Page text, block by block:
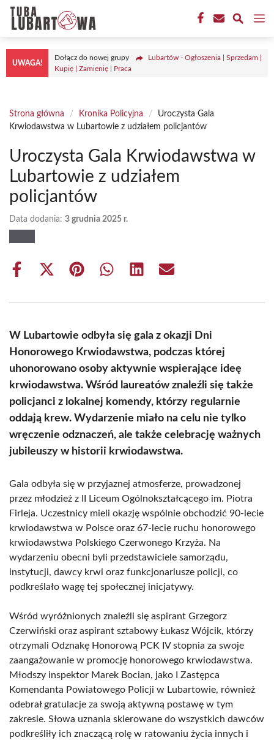
Przejdź
treści
UWAGA!
Dołącz do nowej grupy
Lubartów - Ogłoszenia | Sprzedam |
Kupię | Zamienię | Praca
Strona główna / Kronika Policyjna /
Uroczysta Gala
Krwiodawstwa w Lubartowie z udziałem policjantów
Uroczysta Gala Krwiodawstwa w
Lubartowie z udziałem
policjantów
Data dodania: 3 grudnia 2025 r.
Share
Share
(Twitter)
Share Share Share Share
W Lubartowie odbyła się gala z okazji Dni
Honorowego Krwiodawstwa, podczas której
uhonorowano osoby aktywnie wspierające ideę
krwiodawstwa. Wśród laureatów znaleźli się także
policjanci z lokalnej komendy, którzy regularnie
oddają krew. Wydarzenie miało na celu nie tylko
wręczenie odznaczeń, ale także celebrację ważnych
jubileuszy w historii krwiodawstwa.
Gala odbyła się w przyjaznej atmosferze, prowadzonej
przez młodzież z II Liceum Ogólnokształcącego im. Piotra
Firleja. Uczestnicy mieli okazję wspólnie obchodzić 90-lecie
krwiodawstwa w Polsce oraz 67-lecie ruchu honorowego
krwiodawstwa Polskiego Czerwonego Krzyża. Na
wydarzeniu obecni byli przedstawiciele samorządu,
instytucji, dawcy krwi oraz funkcjonariusze policji, co
podkreślało wagę tej społecznej inicjatywy.
Wśród wyróżnionych znaleźli się aspirant Grzegorz
Czerwiński oraz aspirant sztabowy Łukasz Wójcik, którzy
otrzymali Odznakę Honorową PCK IV stopnia za swoje
zaangażowanie w promocję honorowego krwiodawstwa.
Młodszy inspektor Marek Bocian, jako I Zastępca
Komendanta Powiatowego Policji w Lubartowie, również
odebrał gratulacje za swoją aktywną postawę w tym
zakresie. Słowa uznania skierowane do wszystkich dawców
podkreśliły ich znaczącą rolę w ratowaniu życia innych i